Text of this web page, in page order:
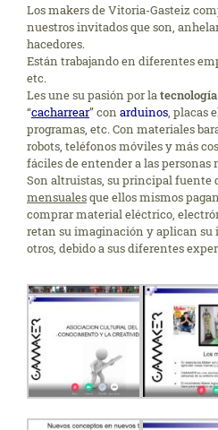
Los makers de Vitoria-Gasteiz
nuestros invitados que son,
hacedores.
Están trabajando en diferentes
etc.
Les une su pasión por la
“cacharrear” con arduinos, placas
programas, etc. Con materiales
robots, teléfonos móviles y más
fáciles de entender a las personas
Son altruistas, su principal fuente
mensualesque ellos mismos
comprar material eléctrico,
retan su imaginación y aplican su
otros, debido a sus diferentes